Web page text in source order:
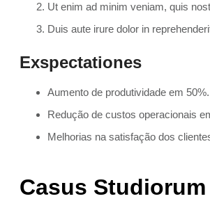
Ut enim ad minim veniam, quis
Duis aute irure dolor in
Exspectationes
Aumento de produtividade em 50%.
Redução de custos operacionais
Melhorias na satisfação dos
Casus Studiorum